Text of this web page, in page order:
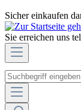
Sicher einkaufen
Sie erreichen uns